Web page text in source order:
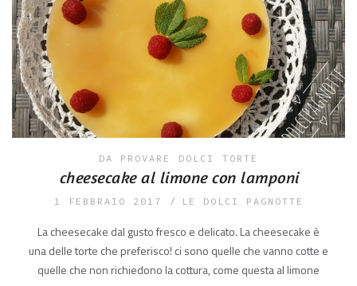
DA PROVARE DOLCI TORTE
cheesecake al limone con lamponi
1 FEBBRAIO 2017 LE DOLCI PAGNOTTE
La cheesecake dal gusto fresco e delicato. La cheesecake è
una delle torte che preferisco! ci sono quelle che vanno cotte e
quelle che non richiedono la cottura, come questa al limone